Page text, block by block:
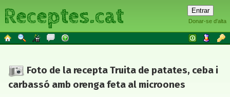
Donar-se d'alta
Receptes.cat
Foto de la recepta Truita de patates, ceba i
carbassó amb orenga feta al microones